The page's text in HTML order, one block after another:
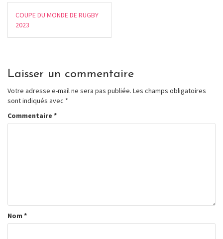
COUPE DU MONDE DE RUGBY
2023
Laisser un commentaire
Votre adresse e-mail ne sera pas publiée. Les champs obligatoires
sont indiqués avec *
Commentaire *
Nom *